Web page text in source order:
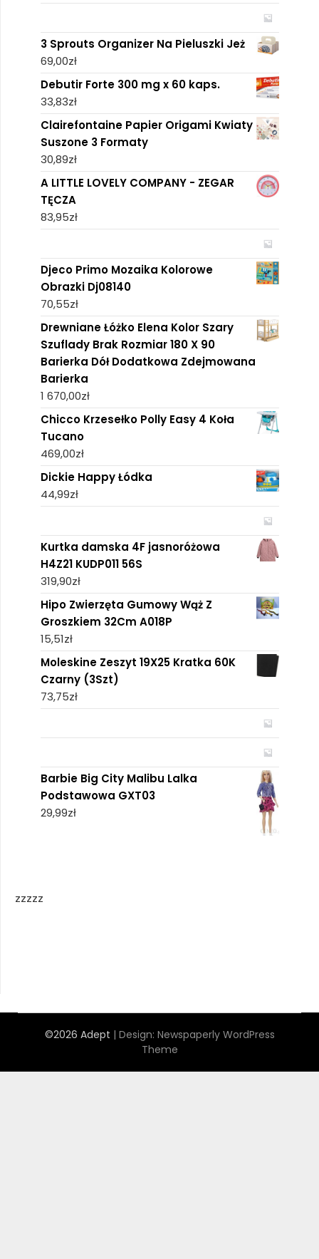
3 Sprouts Organizer Na Pieluszki Jeż
69,00zł
Debutir Forte 300 mg x 60 kaps.
33,83zł
Clairefontaine Papier Origami Kwiaty
Suszone 3 Formaty
30,89zł
A LITTLE LOVELY COMPANY - ZEGAR
TĘCZA
83,95zł
Djeco Primo Mozaika Kolorowe
Obrazki Dj08140
70,55zł
Drewniane Łóżko Elena Kolor Szary
Szuflady Brak Rozmiar 180 X 90
Barierka Dół Dodatkowa Zdejmowana
Barierka
1 670,00zł
Chicco Krzesełko Polly Easy 4 Koła
Tucano
469,00zł
Dickie Happy Łódka
44,99zł
Kurtka damska 4F jasnoróżowa
H4Z21 KUDP011 56S
319,90zł
Hipo Zwierzęta Gumowy Wąż Z
Groszkiem 32Cm A018P
15,51zł
Moleskine Zeszyt 19X25 Kratka 60K
Czarny (3Szt)
73,75zł
Barbie Big City Malibu Lalka
Podstawowa GXT03
29,99zł
zzzzz
©2026 Adept | Design: Newspaperly WordPress
Theme